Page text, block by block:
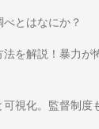
とはなにか？
を解説！暴力が
視化。監督制度